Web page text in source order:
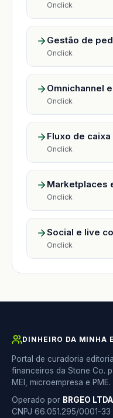
Onclick
Gestão de
Onclick
Omnichannel
Onclick
Fluxo de
Onclick
Marketplaces
Onclick
Social e live
Onclick
DINHEIRO DA MINHA
Portal de curadoria
financeiros da Stone Co.
MEI, microempresa e PME.
Operado por BRGEO LTDA
CNPJ 66.051.295/0001-33